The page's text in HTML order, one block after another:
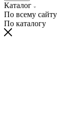
Каталог
По всему сайту
По каталогу